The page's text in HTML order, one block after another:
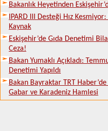
Bakanlık Heyetinden
IPARD III Desteği Hız
Kaynak
Eskişehir’de Gıda Denetimi
Ceza!
Bakan Yumaklı Açıkladı:
Denetimi Yapıldı
Bakan Bayraktar TRT
Gabar ve Karadeniz Hamlesi